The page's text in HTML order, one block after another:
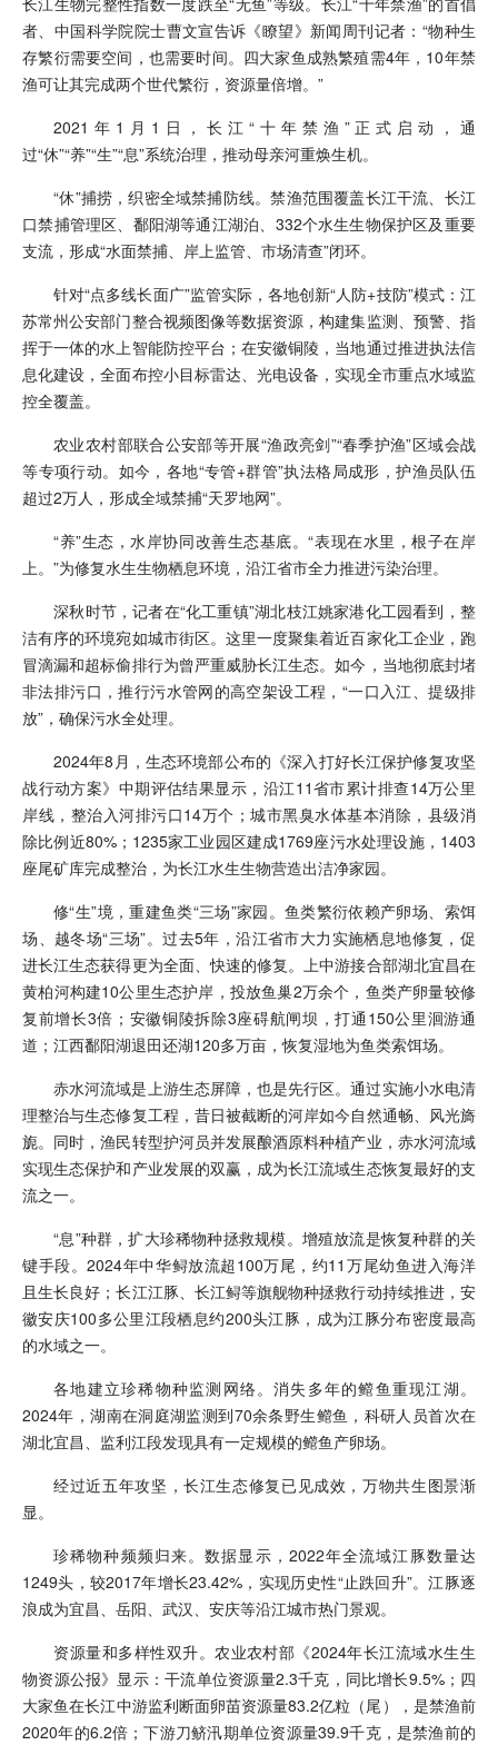
者、中国科学院院士曹文宣告诉《瞭望》新闻周刊记者：“物种生
存繁衍需要空间，也需要时间。四大家鱼成熟繁殖需4年，10年禁
渔可让其完成两个世代繁衍，资源量倍增。”
2021年1月1日，长江“十年禁渔”正式启动，通
过“休”“养”“生”“息”系统治理，推动母亲河重焕生机。
“休”捕捞，织密全域禁捕防线。禁渔范围覆盖长江干流、长江
口禁捕管理区、鄱阳湖等通江湖泊、332个水生生物保护区及重要
支流，形成“水面禁捕、岸上监管、市场清查”闭环。
针对“点多线长面广”监管实际，各地创新“人防+技防”模式：江
苏常州公安部门整合视频图像等数据资源，构建集监测、预警、指
挥于一体的水上智能防控平台；在安徽铜陵，当地通过推进执法信
息化建设，全面布控小目标雷达、光电设备，实现全市重点水域监
控全覆盖。
农业农村部联合公安部等开展“渔政亮剑”“春季护渔”区域会战
等专项行动。如今，各地“专管+群管”执法格局成形，护渔员队伍
超过2万人，形成全域禁捕“天罗地网”。
“养”生态，水岸协同改善生态基底。“表现在水里，根子在岸
上。”为修复水生生物栖息环境，沿江省市全力推进污染治理。
深秋时节，记者在“化工重镇”湖北枝江姚家港化工园看到，整
洁有序的环境宛如城市街区。这里一度聚集着近百家化工企业，跑
冒滴漏和超标偷排行为曾严重威胁长江生态。如今，当地彻底封堵
非法排污口，推行污水管网的高空架设工程，“一口入江、提级排
放”，确保污水全处理。
2024年8月，生态环境部公布的《深入打好长江保护修复攻坚
战行动方案》中期评估结果显示，沿江11省市累计排查14万公里
岸线，整治入河排污口14万个；城市黑臭水体基本消除，县级消
除比例近80%；1235家工业园区建成1769座污水处理设施，1403
座尾矿库完成整治，为长江水生生物营造出洁净家园。
修“生”境，重建鱼类“三场”家园。鱼类繁衍依赖产卵场、索饵
场、越冬场“三场”。过去5年，沿江省市大力实施栖息地修复，促
进长江生态获得更为全面、快速的修复。上中游接合部湖北宜昌在
黄柏河构建10公里生态护岸，投放鱼巢2万余个，鱼类产卵量较修
复前增长3倍；安徽铜陵拆除3座碍航闸坝，打通150公里洄游通
道；江西鄱阳湖退田还湖120多万亩，恢复湿地为鱼类索饵场。
赤水河流域是上游生态屏障，也是先行区。通过实施小水电清
理整治与生态修复工程，昔日被截断的河岸如今自然通畅、风光旖
旎。同时，渔民转型护河员并发展酿酒原料种植产业，赤水河流域
实现生态保护和产业发展的双赢，成为长江流域生态恢复最好的支
流之一。
“息”种群，扩大珍稀物种拯救规模。增殖放流是恢复种群的关
键手段。2024年中华鲟放流超100万尾，约11万尾幼鱼进入海洋
且生长良好；长江江豚、长江鲟等旗舰物种拯救行动持续推进，安
徽安庆100多公里江段栖息约200头江豚，成为江豚分布密度最高
的水域之一。
各地建立珍稀物种监测网络。消失多年的鳤鱼重现江湖。
2024年，湖南在洞庭湖监测到70余条野生鳤鱼，科研人员首次在
湖北宜昌、监利江段发现具有一定规模的鳤鱼产卵场。
经过近五年攻坚，长江生态修复已见成效，万物共生图景渐
显。
珍稀物种频频归来。数据显示，2022年全流域江豚数量达
1249头，较2017年增长23.42%，实现历史性“止跌回升”。江豚逐
浪成为宜昌、岳阳、武汉、安庆等沿江城市热门景观。
资源量和多样性双升。农业农村部《2024年长江流域水生生
物资源公报》显示：干流单位资源量2.3千克，同比增长9.5%；四
大家鱼在长江中游监利断面卵苗资源量83.2亿粒（尾），是禁渔前
2020年的6.2倍；下游刀鲚汛期单位资源量39.9千克，是禁渔前的